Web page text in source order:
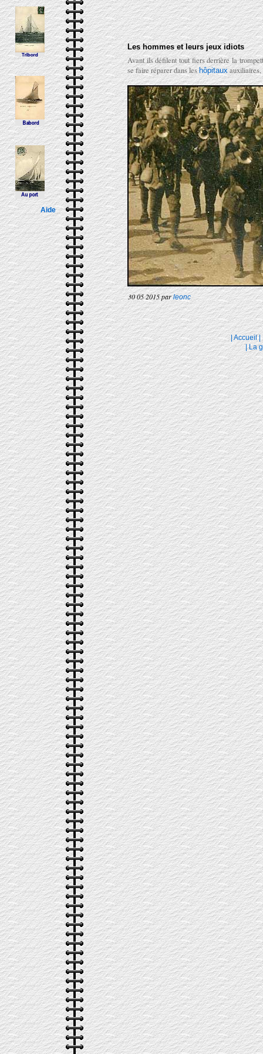
Aide
Les hommes et leurs jeux idiots
Avant ils défilent tout fiers derrière la
se faire réparer dans leshôpitauxauxiliaires,
30 05 2015 parleonc
| Accueil |
|La